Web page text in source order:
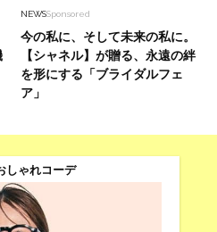
NEWSSponsored
今の私に、そして未来の私に。
【シャネル】が贈る、永遠の絆
を形にする「ブライダルフェ
ア」
しゃれコーデ